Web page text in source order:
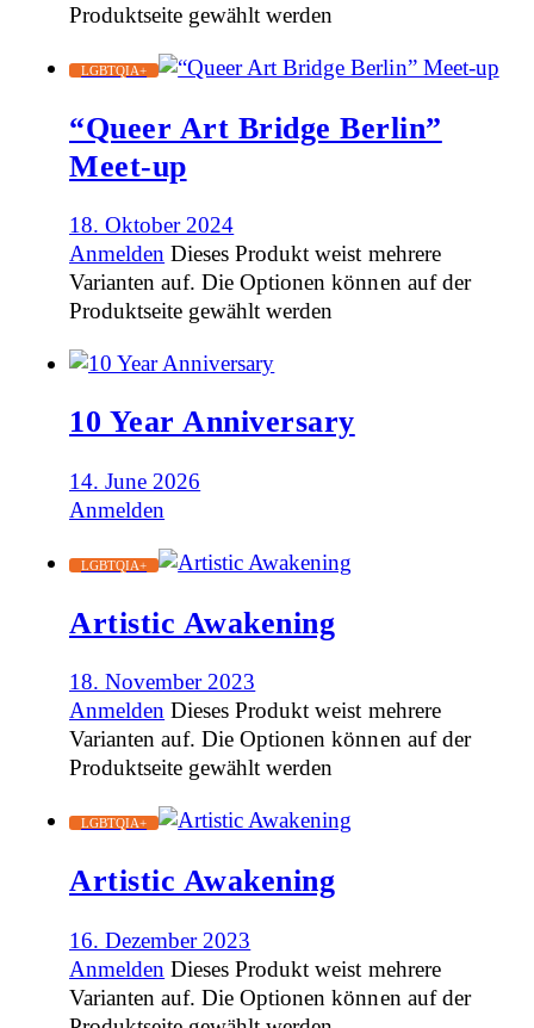
Produktseite gewählt werden
LGBTQIA+
“Queer Art Bridge Berlin”
Meet-up
18. Oktober 2024
Anmelden Dieses Produkt weist mehrere
Varianten auf. Die Optionen können auf der
Produktseite gewählt werden
10 Year Anniversary
14. June 2026
Anmelden
LGBTQIA+
Artistic Awakening
18. November 2023
Anmelden Dieses Produkt weist mehrere
Varianten auf. Die Optionen können auf der
Produktseite gewählt werden
LGBTQIA+
Artistic Awakening
16. Dezember 2023
Anmelden Dieses Produkt weist mehrere
Varianten auf. Die Optionen können auf der